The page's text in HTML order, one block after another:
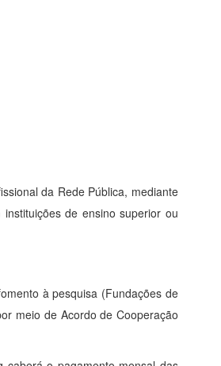
da Rede Pública, mediante
de ensino superior ou
à pesquisa (Fundações de
meio de Acordo de Cooperação